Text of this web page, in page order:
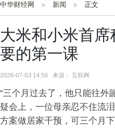
公司 生活 读书
中华财经网 新闻 正文
大米和小米首席
要的第一课
2026-07-03 14:56 来源： 互联网
“三个月过去了，他只能往外
疑会上，一位母亲忍不住流
方案做居家干预，可三个月